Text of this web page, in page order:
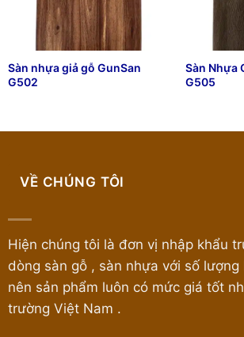
Sàn nhựa giả gỗ GunSan
G502
Sàn Nhựa
G505
VỀ CHÚNG TÔI
Hiện chúng tôi là đơn vị nhập khẩu
dòng sàn gỗ , sàn nhựa với số
nên sản phẩm luôn có mức giá tốt
trường Việt Nam .